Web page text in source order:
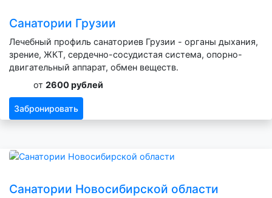
Санатории Грузии
Лечебный профиль санаториев Грузии - органы дыхания,
зрение, ЖКТ, сердечно-сосудистая система, опорно-
двигательный аппарат, обмен веществ.
от 2600 рублей
Забронировать
Санатории Новосибирской области